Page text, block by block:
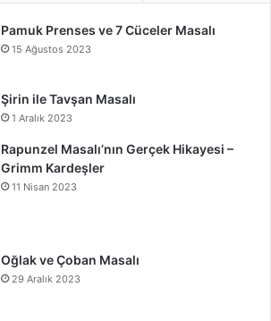
Pamuk Prenses ve 7 Cüceler Masalı
15 Ağustos 2023
Şirin ile Tavşan Masalı
1 Aralık 2023
Rapunzel Masalı’nın Gerçek Hikayesi –
Grimm Kardeşler
11 Nisan 2023
Oğlak ve Çoban Masalı
29 Aralık 2023